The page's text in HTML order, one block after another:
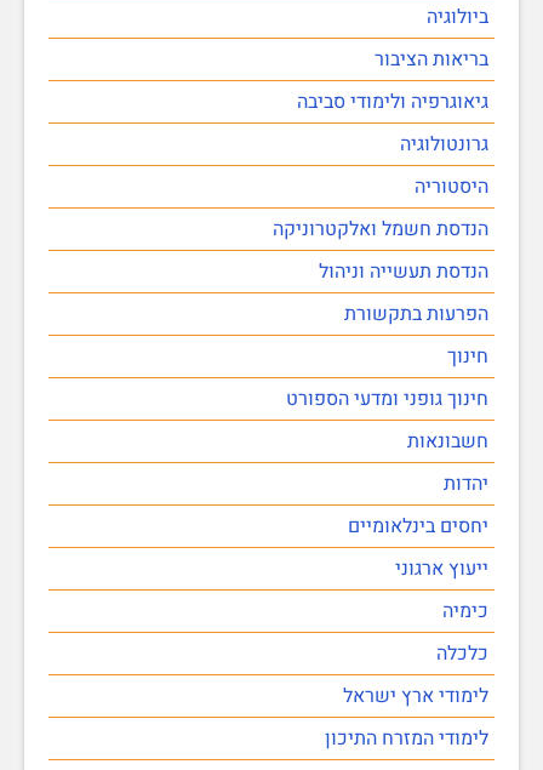
ביולוגיה
בריאות הציבור
גיאוגרפיה ולימודי סביבה
גרונטולוגיה
היסטוריה
הנדסת חשמל ואלקטרוניקה
הנדסת תעשייה וניהול
הפרעות בתקשורת
חינוך
חינוך גופני ומדעי הספורט
חשבונאות
יהדות
יחסים בינלאומיים
ייעוץ ארגוני
כימיה
כלכלה
לימודי ארץ ישראל
לימודי המזרח התיכון